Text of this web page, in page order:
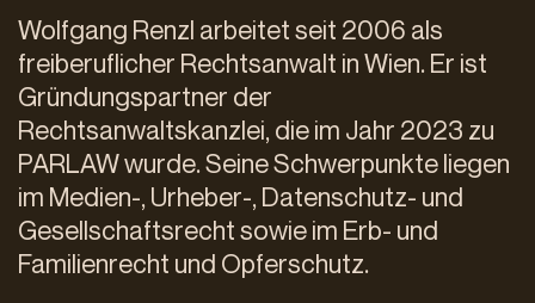
Wolfgang Renzl arbeitet seit 2006 als
freiberuflicher Rechtsanwalt in Wien. Er ist
Gründungspartner der
Rechtsanwaltskanzlei, die im Jahr 2023 zu
PARLAW wurde. Seine Schwerpunkte liegen
im Medien-, Urheber-, Datenschutz- und
Gesellschaftsrecht sowie im Erb- und
Familienrecht und Opferschutz.